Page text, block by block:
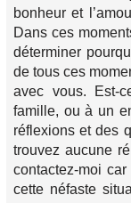
bonheur et
Dans ces
déterminer
de tous ces
avec vous. Est-
famille, ou à un
réflexions et des
trouvez aucune
contactez-moi
cette néfaste